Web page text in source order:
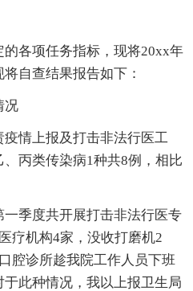
各项任务指标，现将20xx年
自查结果报告如下：
况
情上报及打击非法行医工
丙类传染病1种共8例，相比
季度共开展打击非法行医专
疗机构4家，没收打磨机2
腔诊所趁我院工作人员下班
此种情况，我以上报卫生局